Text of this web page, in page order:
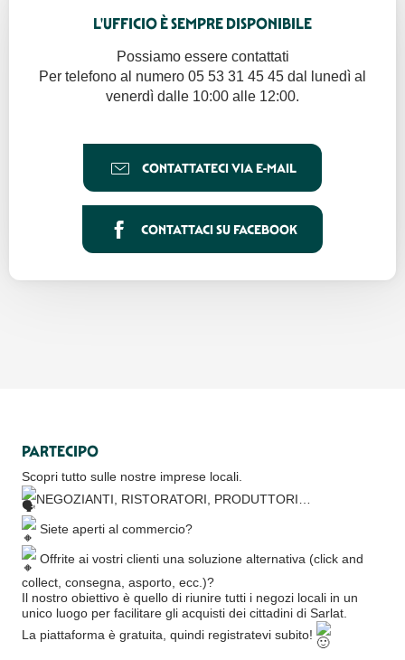
L'UFFICIO È SEMPRE DISPONIBILE
Possiamo essere contattati
Per telefono al numero 05 53 31 45 45 dal lunedì al
venerdì dalle 10:00 alle 12:00.
CONTATTATECI VIA E-MAIL
CONTATTACI SU FACEBOOK
PARTECIPO
Scopri tutto sulle nostre imprese locali.
NEGOZIANTI, RISTORATORI, PRODUTTORI…
Siete aperti al commercio?
Offrite ai vostri clienti una soluzione alternativa (click and
collect, consegna, asporto, ecc.)?
Il nostro obiettivo è quello di riunire tutti i negozi locali in un
unico luogo per facilitare gli acquisti dei cittadini di Sarlat.
La piattaforma è gratuita, quindi registratevi subito!